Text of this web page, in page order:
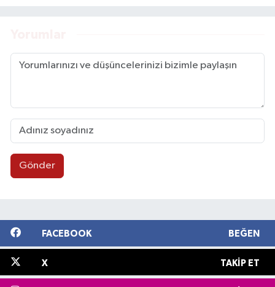
Gönder
FACEBOOK BEĞEN
X TAKIP ET